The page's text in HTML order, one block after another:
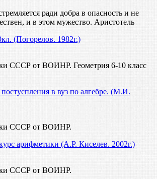
ради добра в опасность и не
и в этом мужество. Аристотель
(Погорелов. 1982г.)
СССР от ВОИНР. Геометрия 6-10 класс
в вуз по алгебре. (М.И.
СССР от ВОИНР.
арифметики (А.Р. Киселев. 2002г.)
СССР от ВОИНР.